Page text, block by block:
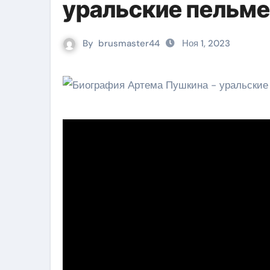
уральские
By brusmaster44 Ноя 1, 2023